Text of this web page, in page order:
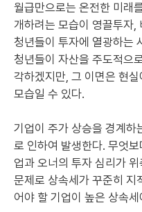
월급만으로는 온전한 미래
개하려는 모습이 영끌투자,
청년들이 투자에 열광하는
청년들이 자산을 주도적으
각하겠지만, 그 이면은 현
모습일 수 있다.
기업이 주가 상승을 경계하
로 인하여 발생한다. 무엇
업과 오너의 투자 심리가
문제로 상속세가 꾸준히 지
어야 할 기업이 높은 상속